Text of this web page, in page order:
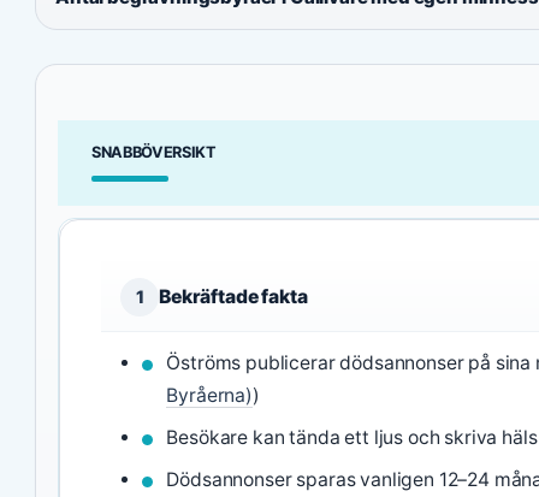
SNABBÖVERSIKT
1 Bekräftade fakta
Öströms publicerar dödsannonser på sina
Byråerna))
Besökare kan tända ett ljus och skriva
Dödsannonser sparas vanligen 12–24